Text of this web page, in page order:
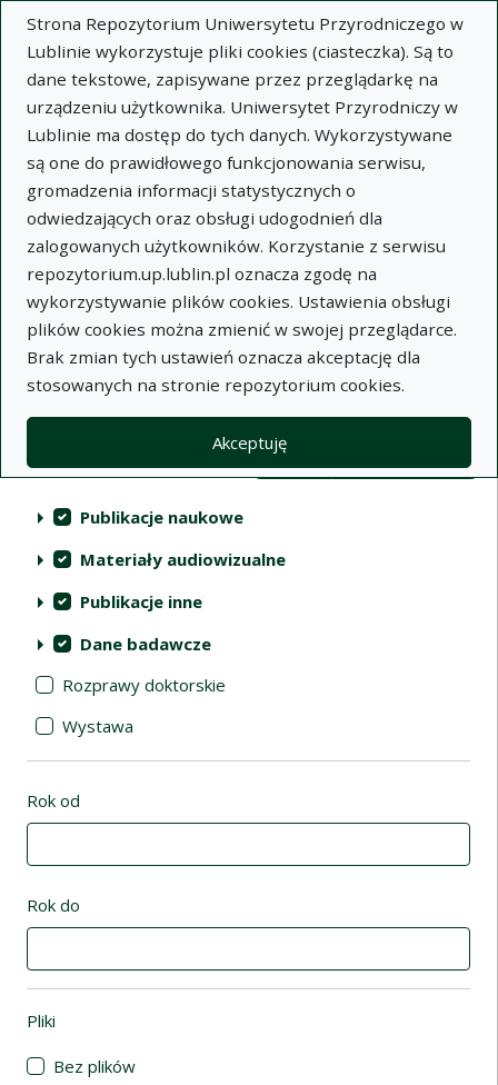
Strona Repozytorium Uniwersytetu Przyrodniczego w
Lublinie wykorzystuje pliki cookies (ciasteczka). Są to
dane tekstowe, zapisywane przez przeglądarkę na
urządzeniu użytkownika. Uniwersytet Przyrodniczy w
Lublinie ma dostęp do tych danych. Wykorzystywane
są one do prawidłowego funkcjonowania serwisu,
gromadzenia informacji statystycznych o
odwiedzających oraz obsługi udogodnień dla
zalogowanych użytkowników. Korzystanie z serwisu
repozytorium.up.lublin.pl oznacza zgodę na
wykorzystywanie plików cookies. Ustawienia obsługi
plików cookies można zmienić w swojej przeglądarce.
Brak zmian tych ustawień oznacza akceptację dla
stosowanych na stronie repozytorium cookies.
Akceptuję
Wyszukaj
Repozytorium Uniwersytetu
Przyrodniczego w Lublinie
Kolekcje
Lista wyników wyszukiwania
Filtry wyszukiwania (automatyczne
Akcje na kolekcjach
Kolekcje (automatyczne przeładowanie treści)
Publikacje naukowe
Materiały audiowizualne
Publikacje inne
Dane badawcze
Rozprawy doktorskie
Wystawa
Rok od
Rok do
Pliki
Bez plików